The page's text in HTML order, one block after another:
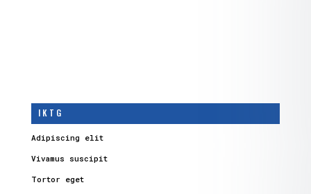
I K T G
Adipiscing elit
Vivamus suscipit
Tortor eget